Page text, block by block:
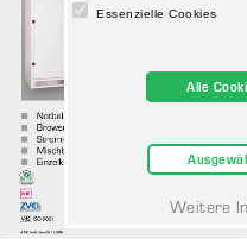
Essenzielle Cookies
Alle
Weitere